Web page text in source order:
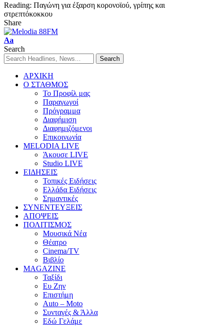
Reading: Παγώνη για έξαρση κορονοϊού, γρίπης και
στρεπτόκοκκου
Share
Aa
Search
ΑΡΧΙΚΗ
Ο ΣΤΑΘΜΟΣ
Το Προφίλ μας
Παραγωγοί
Πρόγραμμα
Διαφήμιση
Διαφημιζόμενοι
Επικοινωνία
MELODIA LIVE
Άκουσε LIVE
Studio LIVE
ΕΙΔΗΣΕΙΣ
Τοπικές Ειδήσεις
Ελλάδα Ειδήσεις
Σημαντικές
ΣΥΝΕΝΤΕΥΞΕΙΣ
ΑΠΟΨΕΙΣ
ΠΟΛΙΤΙΣΜΟΣ
Μουσικά Νέα
Θέατρο
Cinema/TV
Βιβλίο
MAGAZINE
Ταξίδι
Ευ Ζην
Επιστήμη
Auto – Moto
Συνταγές & Άλλα
Εδώ Γελάμε